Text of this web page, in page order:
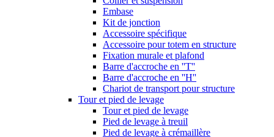
Embase
Kit de jonction
Accessoire spécifique
Accessoire pour totem en structure
Fixation murale et plafond
Barre d'accroche en ''T''
Barre d'accroche en ''H''
Chariot de transport pour structure
Tour et pied de levage
Tour et pied de levage
Pied de levage à treuil
Pied de levage à crémaillère